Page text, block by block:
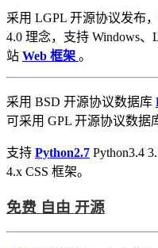
采用 LGPL 开源协议发布，
4.0 理念，支持 Windows
站 Web 框架 。
采用 BSD 开源协议数据库
可采用 GPL 开源协议数据
支持 Python2.7 Python3.4
4.x CSS 框架。
免费 自由 开源